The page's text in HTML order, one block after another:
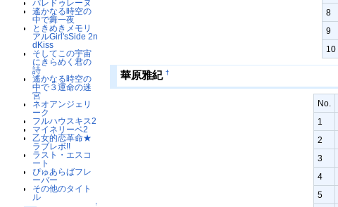
パレドゥレーヌ
遙かなる時空の
中で舞一夜
ときめきメモリ
アルGirl'sSide 2n
dKiss
そしてこの宇宙
にきらめく君の
詩
遙かなる時空の
中で３運命の迷
宮
ネオアンジェリ
ーク
フルハウスキス2
マイネリーベ2
乙女的恋革命★
ラブレボ!!
ラスト・エスコ
ート
ぴゅあらばフレ
ーバー
その他のタイト
ル
↑
8
9
10
華原雅紀 †
No.
1
2
3
4
5